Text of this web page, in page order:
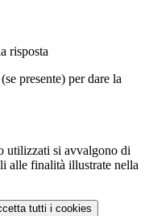
risposta
presente) per dare la
utilizzati si avvalgono di
alle finalità illustrate nella
tutti i cookies